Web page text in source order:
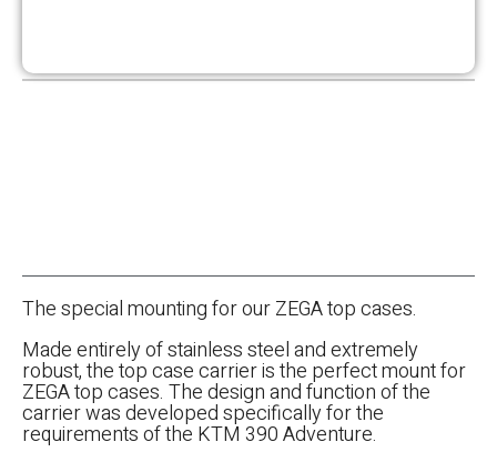
The special mounting for our ZEGA top cases.
Made entirely of stainless steel and extremely
robust, the top case carrier is the perfect mount for
ZEGA top cases. The design and function of the
carrier was developed specifically for the
requirements of the KTM 390 Adventure.